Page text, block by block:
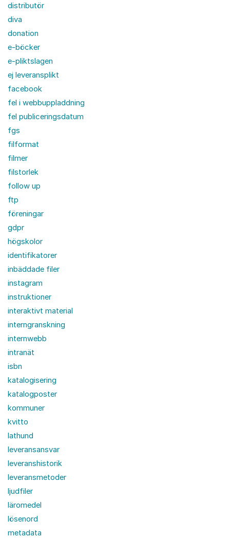
distributör
diva
donation
e-böcker
e-pliktslagen
ej leveransplikt
facebook
fel i webbuppladdning
fel publiceringsdatum
fgs
filformat
filmer
filstorlek
follow up
ftp
föreningar
gdpr
högskolor
identifikatorer
inbäddade filer
instagram
instruktioner
interaktivt material
interngranskning
internwebb
intranät
isbn
katalogisering
katalogposter
kommuner
kvitto
lathund
leveransansvar
leveranshistorik
leveransmetoder
ljudfiler
läromedel
lösenord
metadata